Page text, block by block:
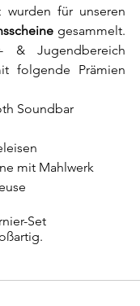
wurden für unseren
gesammelt.
& Jugendbereich
folgende Prämien
Soundbar
mit Mahlwerk
Set